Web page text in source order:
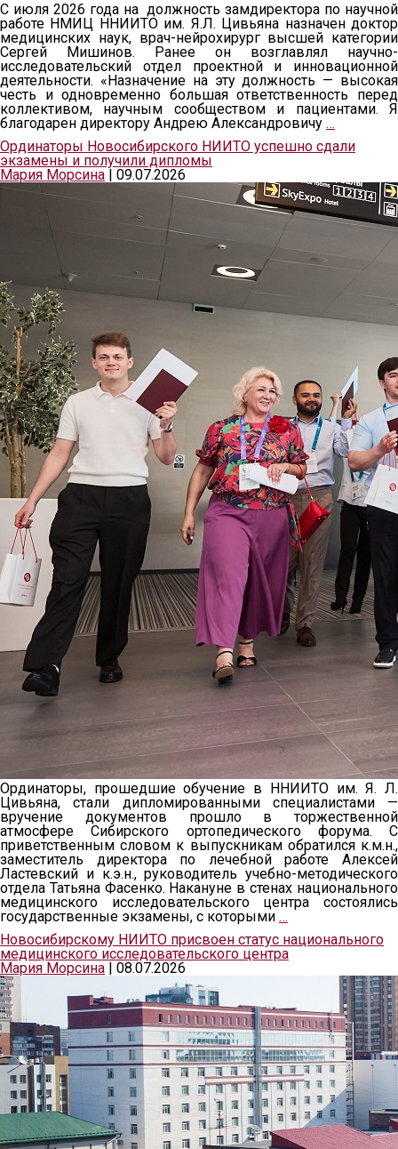
С июля 2026 года на должность замдиректора по научной
работе НМИЦ ННИИТО им. Я.Л. Цивьяна назначен доктор
медицинских наук, врач-нейрохирург высшей категории
Сергей Мишинов. Ранее он возглавлял научно-
исследовательский отдел проектной и инновационной
деятельности. «Назначение на эту должность — высокая
честь и одновременно большая ответственность перед
коллективом, научным сообществом и пациентами. Я
благодарен директору Андрею Александровичу …
Ординаторы Новосибирского НИИТО успешно сдали
экзамены и получили дипломы
Мария Морсина
09.07.2026
Ординаторы, прошедшие обучение в ННИИТО им. Я. Л.
Цивьяна, стали дипломированными специалистами —
вручение документов прошло в торжественной
атмосфере Сибирского ортопедического форума. С
приветственным словом к выпускникам обратился к.м.н.,
заместитель директора по лечебной работе Алексей
Ластевский и к.э.н., руководитель учебно-методического
отдела Татьяна Фасенко. Накануне в стенах национального
медицинского исследовательского центра состоялись
государственные экзамены, с которыми …
Новосибирскому НИИТО присвоен статус национального
медицинского исследовательского центра
Мария Морсина
08.07.2026